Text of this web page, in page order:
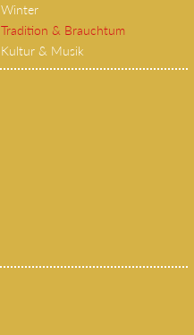
Winter
Tradition & Brauchtum
Kultur & Musik